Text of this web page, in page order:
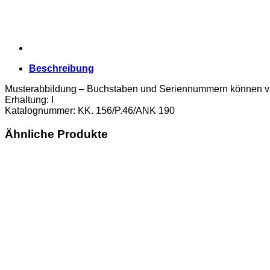
156/P.46/ANK
Erh.
Menge
Beschreibung
Musterabbildung – Buchstaben und Seriennummern können
Erhaltung: I
Katalognummer: KK. 156/P.46/ANK 190
Ähnliche Produkte